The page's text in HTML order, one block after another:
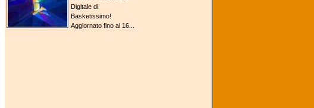
Digitale di
Basketissimo!
Aggiornato fino al 16...